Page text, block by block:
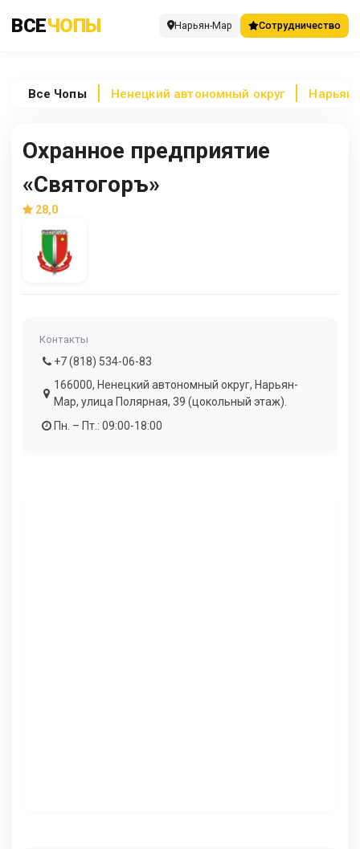
ВСЕЧОПЫ Нарьян-Мар Сотрудничество
Все Чопы Ненецкий автономный округ
Охранное предприятие
«Святогоръ»
28,0
Контакты
+7 (818) 534-06-83
166000, Ненецкий автономный округ, Нарьян-
Мар, улица Полярная, 39 (цокольный этаж).
Пн. – Пт.: 09:00-18:00